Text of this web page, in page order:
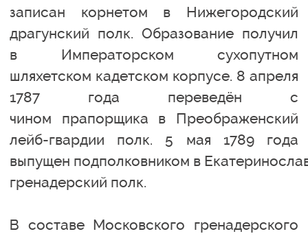
записан корнетом в Нижегородский
драгунский полк. Образование получил
в Императорском сухопутном
шляхетском кадетском корпусе. 8 апреля
1787 года переведён с
чином прапорщика в Преображенский
лейб-гвардии полк. 5 мая 1789 года
выпущен подполковником в
гренадерский полк.
В составе Московского гренадерского